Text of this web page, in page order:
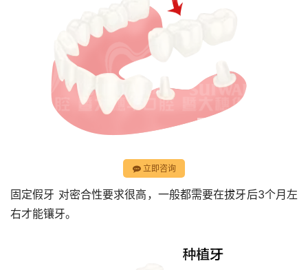
立即咨询
固定假牙 对密合性要求很高，一般都需要在拔牙后3个月左
右才能镶牙。